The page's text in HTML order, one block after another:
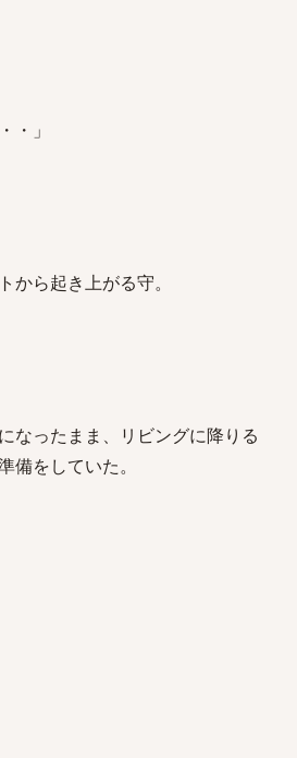
・」
から起き上がる守。
なったまま、リビングに降りる
備をしていた。